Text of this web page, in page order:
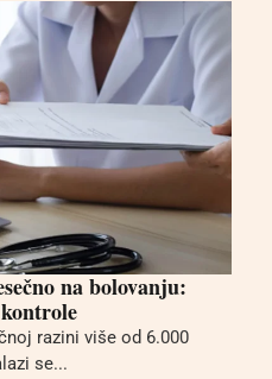
na bolovanju:
kontrole
razini više od 6.000
se...